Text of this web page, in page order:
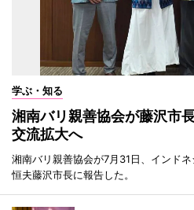
学ぶ・知る
湘南バリ親善協会が藤沢市
交流拡大へ
湘南バリ親善協会が7月31日、インド
恒夫藤沢市長に報告した。